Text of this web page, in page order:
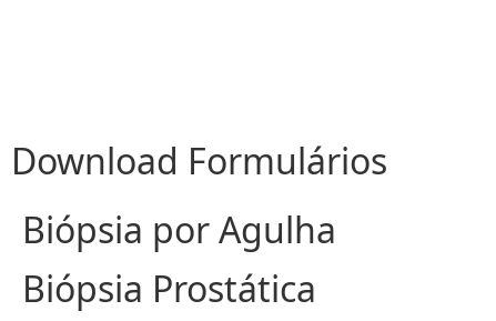
Download Formulários
Biópsia por Agulha
Biópsia Prostática